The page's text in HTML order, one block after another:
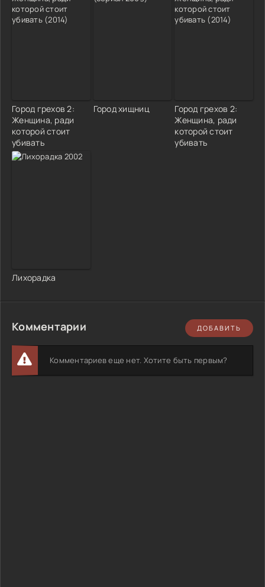
Город грехов 2:
Женщина, ради
которой стоит
убивать
Город хищниц
Город грехов 2:
Женщина, ради
которой стоит
убивать
Лихорадка
Комментарии ДОБАВИТЬ
Комментариев еще нет. Хотите быть первым?